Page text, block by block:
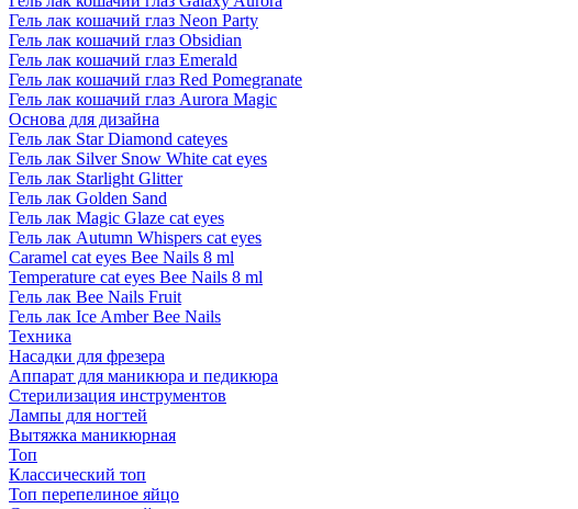
Гель лак кошачий глаз Neon Party
Гель лак кошачий глаз Obsidian
Гель лак кошачий глаз Emerald
Гель лак кошачий глаз Red Pomegranate
Гель лак кошачий глаз Aurora Magic
Основа для дизайна
Гель лак Star Diamond cateyes
Гель лак Silver Snow White cat eyes
Гель лак Starlight Glitter
Гель лак Golden Sand
Гель лак Magic Glaze cat eyes
Гель лак Autumn Whispers cat eyes
Caramel cat eyes Bee Nails 8 ml
Temperature cat eyes Bee Nails 8 ml
Гель лак Bee Nails Fruit
Гель лак Ice Amber Bee Nails
Техника
Насадки для фрезера
Аппарат для маникюра и педикюра
Стерилизация инструментов
Лампы для ногтей
Вытяжка маникюрная
Топ
Классический топ
Топ перепелиное яйцо